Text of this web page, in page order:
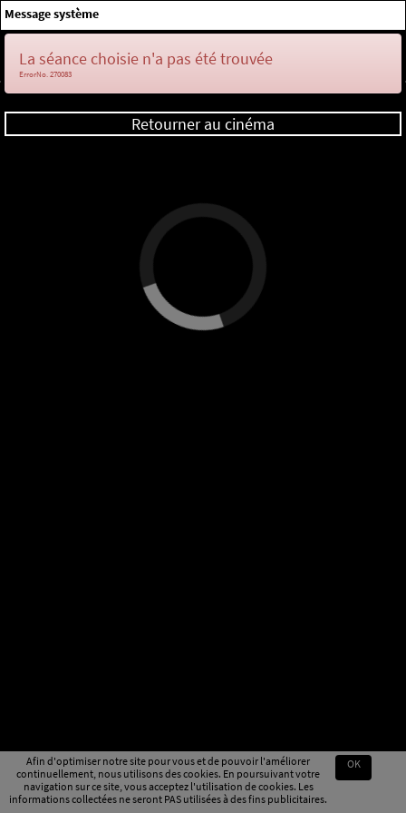
Afin d'optimiser notre site pour vous et de pouvoir l'améliorer
continuellement, nous utilisons des cookies. En poursuivant votre
navigation sur ce site, vous acceptez l'utilisation de cookies. Les
informations collectées ne seront PAS utilisées à des fins publicitaires.
OK
Message système
La séance choisie n'a pas été trouvée
ErrorNo. 270083
Retourner au cinéma